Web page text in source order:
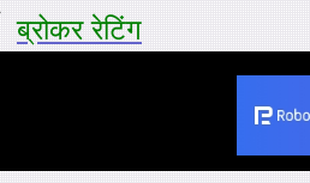
ब्रोकर रेटिंग